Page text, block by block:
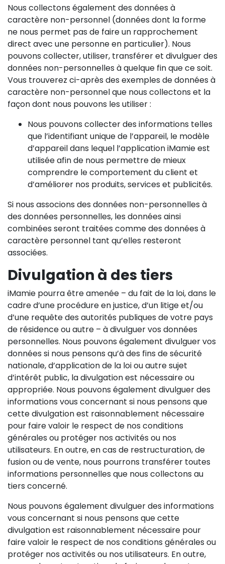
Nous collectons également des données à
caractère non-personnel (données dont la forme
ne nous permet pas de faire un rapprochement
direct avec une personne en particulier). Nous
pouvons collecter, utiliser, transférer et divulguer des
données non-personnelles à quelque fin que ce soit.
Vous trouverez ci-après des exemples de données à
caractère non-personnel que nous collectons et la
façon dont nous pouvons les utiliser :
Nous pouvons collecter des informations telles
que l’identifiant unique de l’appareil, le modèle
d’appareil dans lequel l’application iMamie est
utilisée afin de nous permettre de mieux
comprendre le comportement du client et
d’améliorer nos produits, services et publicités.
Si nous associons des données non-personnelles à
des données personnelles, les données ainsi
combinées seront traitées comme des données à
caractère personnel tant qu’elles resteront
associées.
Divulgation à des tiers
iMamie pourra être amenée – du fait de la loi, dans le
cadre d’une procédure en justice, d’un litige et/ou
d’une requête des autorités publiques de votre pays
de résidence ou autre – à divulguer vos données
personnelles. Nous pouvons également divulguer vos
données si nous pensons qu’à des fins de sécurité
nationale, d’application de la loi ou autre sujet
d’intérêt public, la divulgation est nécessaire ou
appropriée. Nous pouvons également divulguer des
informations vous concernant si nous pensons que
cette divulgation est raisonnablement nécessaire
pour faire valoir le respect de nos conditions
générales ou protéger nos activités ou nos
utilisateurs. En outre, en cas de restructuration, de
fusion ou de vente, nous pourrons transférer toutes
informations personnelles que nous collectons au
tiers concerné.
Nous pouvons également divulguer des informations
vous concernant si nous pensons que cette
divulgation est raisonnablement nécessaire pour
faire valoir le respect de nos conditions générales ou
protéger nos activités ou nos utilisateurs. En outre,